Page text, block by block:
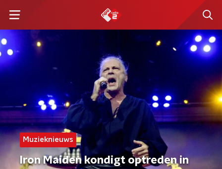
Muzieknieuws
Iron Maiden kondigt optreden in